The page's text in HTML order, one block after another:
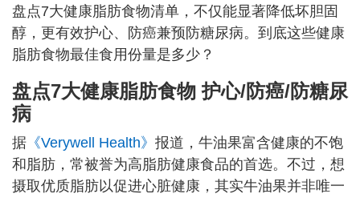
盘点7大健康脂肪食物清单，不仅能显著降低坏胆固
醇，更有效护心、防癌兼预防糖尿病。到底这些健康
脂肪食物最佳食用份量是多少？
盘点7大健康脂肪食物 护心/防癌/防糖尿
病
据 《Verywell Health》 报道，牛油果富含健康的不饱
和脂肪，常被誉为高脂肪健康食品的首选。不过，想
摄取优质脂肪以促进心脏健康，其实牛油果并非唯一